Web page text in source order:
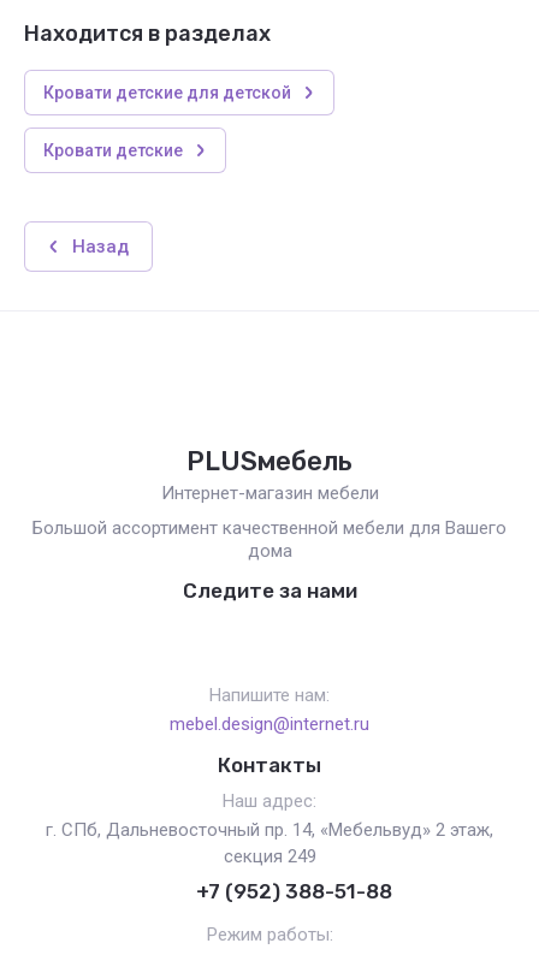
Находится в разделах
Кровати детские для детской
Кровати детские
Назад
PLUSмебель
Интернет-магазин мебели
Большой ассортимент качественной мебели для Вашего
дома
Следите за нами
Напишите нам:
mebel.design@internet.ru
Контакты
Наш адрес:
г. СПб, Дальневосточный пр. 14, «Мебельвуд» 2 этаж,
секция 249
+7 (952) 388-51-88
Режим работы: